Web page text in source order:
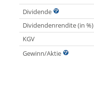
Dividende
Dividendenrendite (in %)
KGV
Gewinn/Aktie